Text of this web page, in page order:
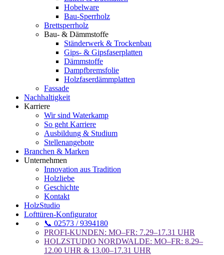
Hobelware
Bau-Sperrholz
Brettsperrholz
Bau- & Dämmstoffe
Ständerwerk & Trockenbau
Gips- & Gipsfaserplatten
Dämmstoffe
Dampfbremsfolie
Holzfaserdämmplatten
Fassade
Nachhaltigkeit
Karriere
Wir sind Waterkamp
So geht Karriere
Ausbildung & Studium
Stellenangebote
Branchen & Marken
Unternehmen
Innovation aus Tradition
Holzliebe
Geschichte
Kontakt
HolzStudio
Lofttüren-Konfigurator
📞 02573 / 9394180
PROFI-KUNDEN: MO–FR: 7.29–17.31 UHR
HOLZSTUDIO NORDWALDE: MO–FR: 8.29–
12.00 UHR & 13.00–17.31 UHR